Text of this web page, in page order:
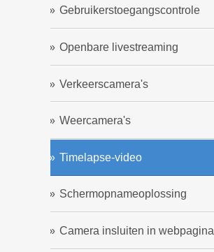
Gebruikerstoegangscontrole
Openbare livestreaming
Verkeerscamera's
Weercamera's
Timelapse-video
Schermopnameoplossing
Camera insluiten in webpagina